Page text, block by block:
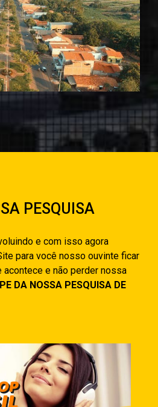
PESQUISA
e com isso agora
para você nosso ouvinte ficar
acontece e não perder nossa
DA NOSSA PESQUISA DE